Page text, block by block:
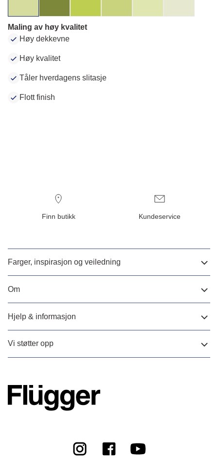
Maling av høy kvalitet
Høy dekkevne
Høy kvalitet
Tåler hverdagens slitasje
Flott finish
Finn butikk Kundeservice
Farger, inspirasjon og veiledning
Om
Hjelp & informasjon
Vi støtter opp